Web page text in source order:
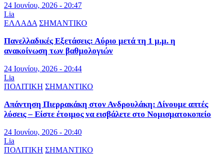
24 Ιουνίου, 2026 - 20:47
Lia
ΕΛΛΑΔΑ ΣΗΜΑΝΤΙΚΟ
Πανελλαδικές Εξετάσεις: Αύριο μετά τη 1 μ.μ. η
ανακοίνωση των βαθμολογιών
24 Ιουνίου, 2026 - 20:44
Lia
ΠΟΛΙΤΙΚΗ ΣΗΜΑΝΤΙΚΟ
Απάντηση Πιερρακάκη στον Ανδρουλάκη: Δίνουμε απτές
λύσεις – Είστε έτοιμος να εισβάλετε στο Νομισματοκοπείο
24 Ιουνίου, 2026 - 20:40
Lia
ΠΟΛΙΤΙΚΗ ΣΗΜΑΝΤΙΚΟ